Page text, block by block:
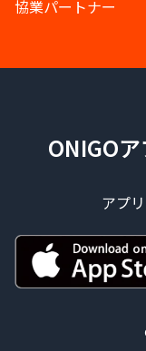
協業パートナー
ONIGO
アプ